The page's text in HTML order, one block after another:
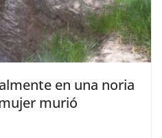
en una noria
murió